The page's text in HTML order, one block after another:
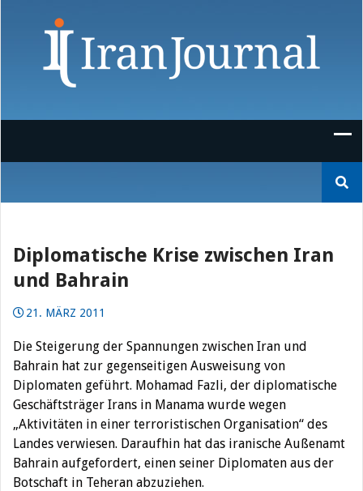
nach:
Diplomatische Krise zwischen Iran
und Bahrain
21. MÄRZ 2011
Die Steigerung der Spannungen zwischen Iran und
Bahrain hat zur gegenseitigen Ausweisung von
Diplomaten geführt. Mohamad Fazli, der diplomatische
Geschäftsträger Irans in Manama wurde wegen
„Aktivitäten in einer terroristischen Organisation“ des
Landes verwiesen. Daraufhin hat das iranische Außenamt
Bahrain aufgefordert, einen seiner Diplomaten aus der
Botschaft in Teheran abzuziehen.